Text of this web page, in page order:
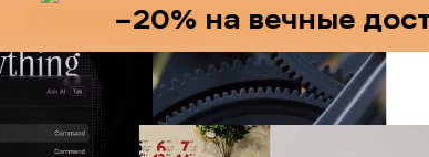
−20% на вечные доступы